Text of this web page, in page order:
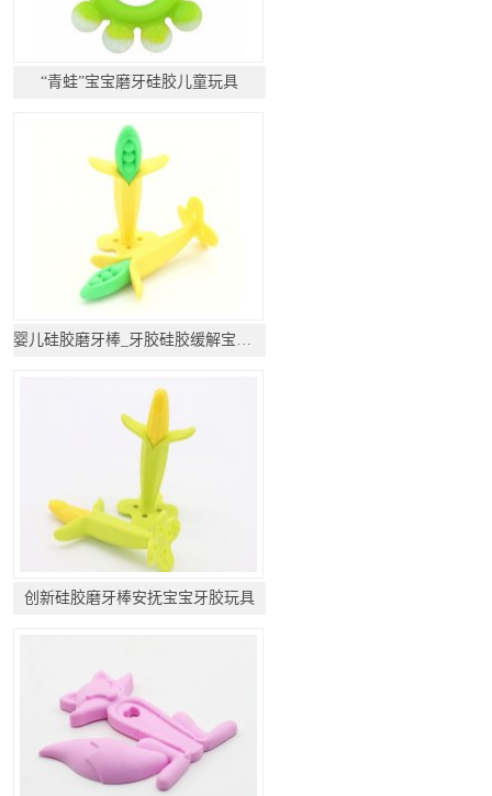
“青蛙”宝宝磨牙硅胶儿童玩具
婴儿硅胶磨牙棒_牙胶硅胶缓解宝宝出牙痛
创新硅胶磨牙棒安抚宝宝牙胶玩具